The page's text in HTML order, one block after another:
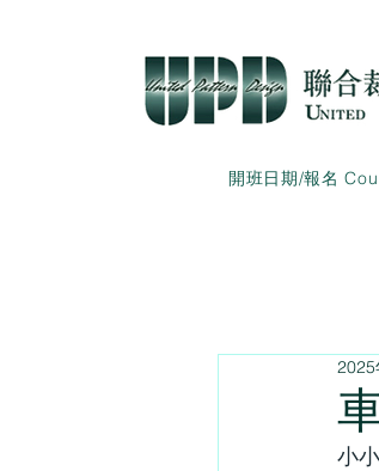
開班日期/報名
2025
小